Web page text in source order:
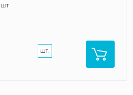
шт
шт.